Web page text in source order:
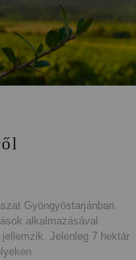
Gyöngyöstarjánban.
alkalmazásával
Jelenleg 7 hektár